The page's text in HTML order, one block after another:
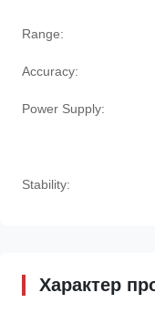
Range:
Accuracy:
Power Supply:
Stability:
Характер